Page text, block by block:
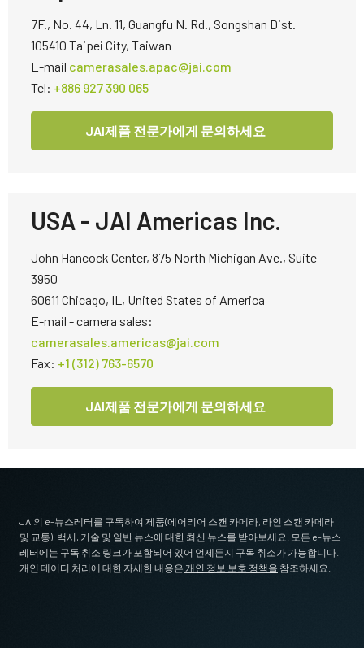
7F., No. 44, Ln. 11, Guangfu N. Rd., Songshan Dist.
105410 Taipei City, Taiwan
E-mail camerasales.apac@jai.com
Tel: +886 927 390 065
JAI제품 전문가에게 문의하세요
USA - JAI Americas Inc.
John Hancock Center, 875 North Michigan Ave., Suite
3950
60611 Chicago, IL, United States of America
E-mail - camera sales:
camerasales.americas@jai.com
Fax: +1 (312) 763-6570
JAI제품 전문가에게 문의하세요
JAI의 e-뉴스레터를 구독하여 제품(에어리어 스캔 카메라, 라인 스캔 카메라
및 교통), 백서, 기술 및 일반 뉴스에 대한 최신 뉴스를 받아보세요. 모든 e-뉴스
레터에는 구독 취소 링크가 포함되어 있어 언제든지 구독 취소가 가능합니다.
개인 데이터 처리에 대한 자세한 내용은 개인 정보 보호 정책을 참조하세요.